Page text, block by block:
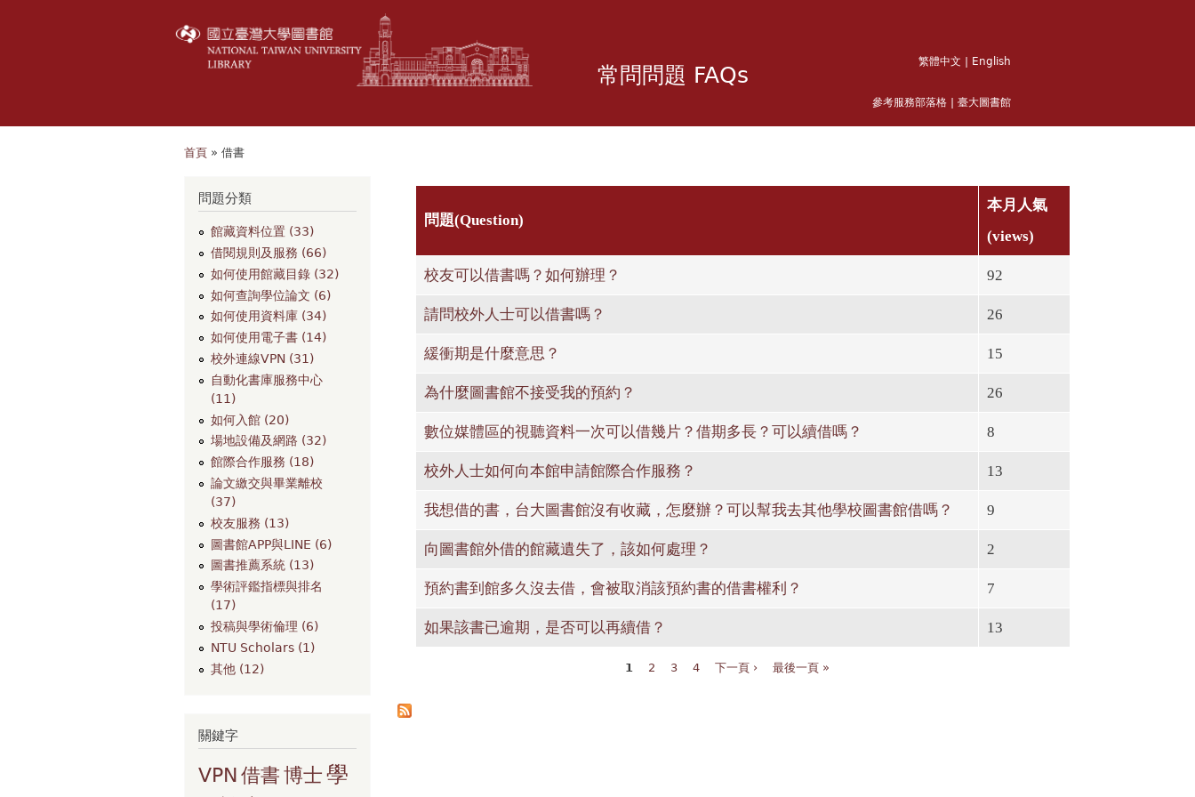
常問問題 FAQs 繁體中文 English
參考服務部落格 臺大圖書館
首頁 » 借書
問題分類
館藏資料位置 (33)
借閱規則及服務 (66)
如何使用館藏目錄 (32)
如何查詢學位論文 (6)
如何使用資料庫 (34)
如何使用電子書 (14)
校外連線VPN (31)
自動化書庫服務中心
(11)
如何入館 (20)
場地設備及網路 (32)
館際合作服務 (18)
論文繳交與畢業離校
(37)
校友服務 (13)
圖書館APP與LINE (6)
圖書推薦系統 (13)
學術評鑑指標與排名
(17)
投稿與學術倫理 (6)
NTU Scholars (1)
其他 (12)
關鍵字
VPN借書博士學
問題(Question)
本月人氣
(views)
校友可以借書嗎？如何辦理？ 92
請問校外人士可以借書嗎？ 26
緩衝期是什麼意思？ 15
為什麼圖書館不接受我的預約？ 26
數位媒體區的視聽資料一次可以借幾片？借期多長？可以續借嗎？ 8
校外人士如何向本館申請館際合作服務？ 13
我想借的書，台大圖書館沒有收藏，怎麼辦？可以幫我去其他學校圖書館借嗎？ 9
向圖書館外借的館藏遺失了，該如何處理？ 2
預約書到館多久沒去借，會被取消該預約書的借書權利？ 7
如果該書已逾期，是否可以再續借？ 13
1 2 3 4 下一頁 › 最後一頁 »